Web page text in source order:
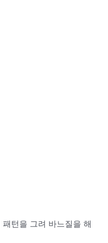
턴을 그려 바느질을 해